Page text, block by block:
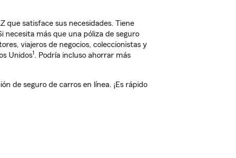
que satisface sus necesidades. Tiene
necesita más que una póliza de seguro
viajeros de negocios, coleccionistas y
Unidos1. Podría incluso ahorrar más
de seguro de carros en línea. ¡Es rápido